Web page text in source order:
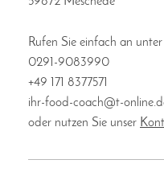
Rufen Sie einfach an unter
0291-9083990
+49 171 8377571
ihr-food-coach@t-
oder nutzen Sie unser